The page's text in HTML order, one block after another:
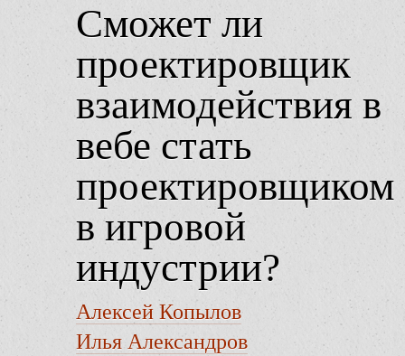
Сможет ли
проектировщик
взаимодействия в
вебе стать
проектировщиком
в игровой
индустрии?
Алексей Копылов
Илья Александров